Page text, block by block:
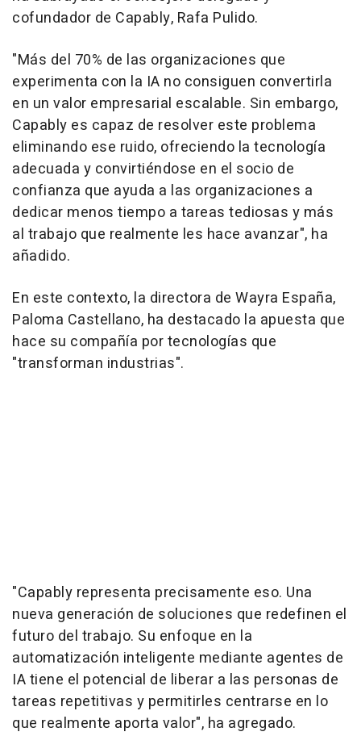
cofundador de Capably, Rafa Pulido.
"Más del 70% de las organizaciones que
experimenta con la IA no consiguen convertirla
en un valor empresarial escalable. Sin embargo,
Capably es capaz de resolver este problema
eliminando ese ruido, ofreciendo la tecnología
adecuada y convirtiéndose en el socio de
confianza que ayuda a las organizaciones a
dedicar menos tiempo a tareas tediosas y más
al trabajo que realmente les hace avanzar", ha
añadido.
En este contexto, la directora de Wayra España,
Paloma Castellano, ha destacado la apuesta que
hace su compañía por tecnologías que
"transforman industrias".
"Capably representa precisamente eso. Una
nueva generación de soluciones que redefinen el
futuro del trabajo. Su enfoque en la
automatización inteligente mediante agentes de
IA tiene el potencial de liberar a las personas de
tareas repetitivas y permitirles centrarse en lo
que realmente aporta valor", ha agregado.